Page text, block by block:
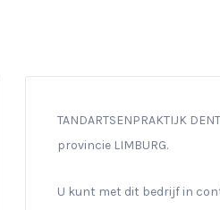
TANDARTSENPRAKTIJK
provincie LIMBURG.
U kunt met dit bedrijf in